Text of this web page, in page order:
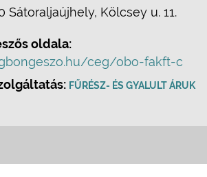
Sátoraljaújhely, Kölcsey u. 11.
oldala:
ceg/obo-fakft-c
FŰRÉSZ- ÉS GYALULT ÁRUK